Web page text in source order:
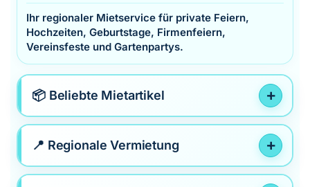
Ihr regionaler Mietservice für private Feiern,
Hochzeiten, Geburtstage, Firmenfeiern,
Vereinsfeste und Gartenpartys.
📦 Beliebte Mietartikel
📍 Regionale Vermietung